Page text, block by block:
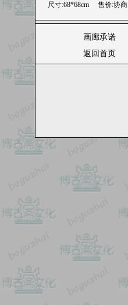
尺寸:68*68cm
售价:协商
画廊承诺
返回首页